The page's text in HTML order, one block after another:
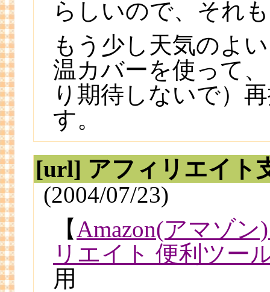
らしいので、それ
もう少し天気のよ
温カバーを使って
り期待しないで）
す。
[url] アフィリエイト
(2004/07/23)
【 Amazon(アマゾ
リエイト 便利ツー
用